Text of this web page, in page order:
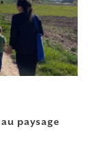
paysage